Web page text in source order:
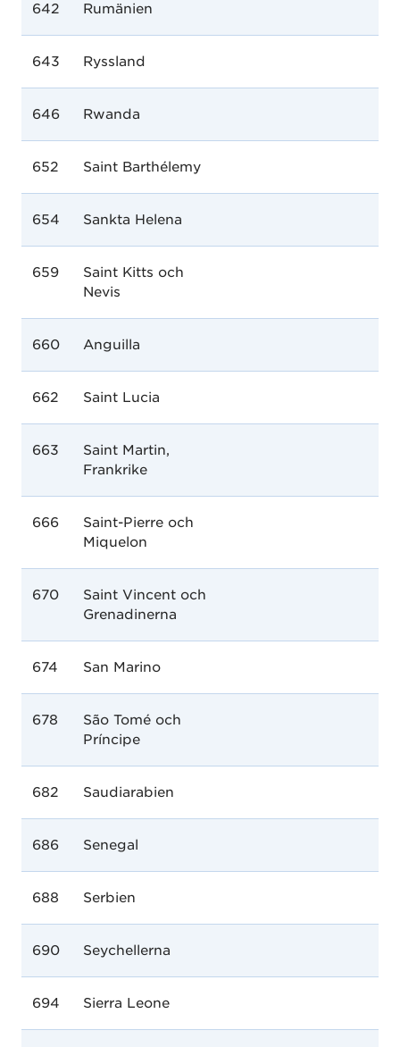
642 Rumänien
643 Ryssland
646 Rwanda
652 Saint Barthélemy
654 Sankta Helena
659
Saint Kitts och
Nevis
660 Anguilla
662 Saint Lucia
663
Saint Martin,
Frankrike
666
Saint-Pierre och
Miquelon
670
Saint Vincent och
Grenadinerna
674 San Marino
678
São Tomé och
Príncipe
682 Saudiarabien
686 Senegal
688 Serbien
690 Seychellerna
694 Sierra Leone